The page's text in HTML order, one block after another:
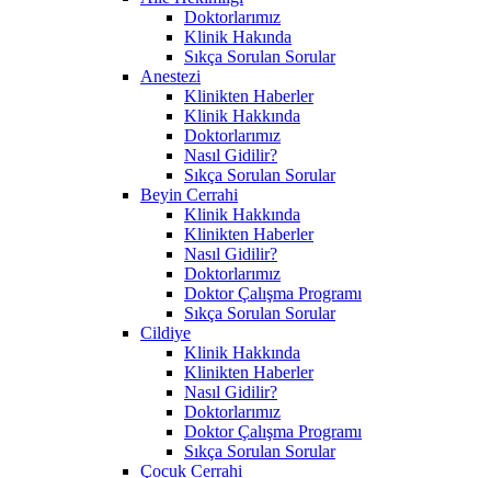
Doktorlarımız
Klinik Hakında
Sıkça Sorulan Sorular
Anestezi
Klinikten Haberler
Klinik Hakkında
Doktorlarımız
Nasıl Gidilir?
Sıkça Sorulan Sorular
Beyin Cerrahi
Klinik Hakkında
Klinikten Haberler
Nasıl Gidilir?
Doktorlarımız
Doktor Çalışma Programı
Sıkça Sorulan Sorular
Cildiye
Klinik Hakkında
Klinikten Haberler
Nasıl Gidilir?
Doktorlarımız
Doktor Çalışma Programı
Sıkça Sorulan Sorular
Çocuk Cerrahi